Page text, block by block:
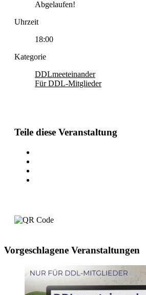
Abgelaufen!
Uhrzeit
18:00
Kategorie
DDLmeeteinander
Für DDL-Mitglieder
Teile diese Veranstaltung
Vorgeschlagene Veranstaltungen